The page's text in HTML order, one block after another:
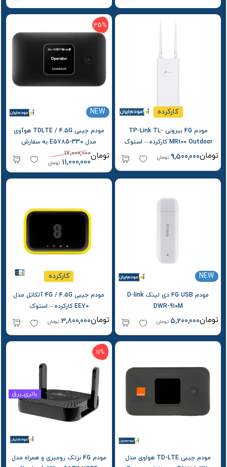
کارکرده
مودم 4G بیرونی TP-Link TL-
MR100 Outdoor کارکرده – استوک
9,500,000 تومان تومان
35%
NEW
مودم جیبی TDLTE / 4.5G هوآوی
مدل E5785-330 به سفارش
سویالینک Soyealink
17,000,000
11,000,000 تومان
تومان
NEW
مودم 4G USB دی لینک D-link
DWR-910M
5,200,000 تومان تومان
کارکرده
مودم جیبی 4G / 4.5G آلکاتل مدل
EE70 کارکرده – استوک
3,800,000 تومان تومان
مودم جیبی TD-LTE هواوی مدل
11%
باتری_برق
مودم 4G نزتک رومیزی و همراه مدل